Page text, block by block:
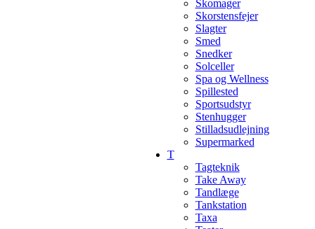
Skomager
Skorstensfejer
Slagter
Smed
Snedker
Solceller
Spa og Wellness
Spillested
Sportsudstyr
Stenhugger
Stilladsudlejning
Supermarked
T
Tagteknik
Take Away
Tandlæge
Tankstation
Taxa